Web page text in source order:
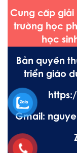
Cung cấp
trường học
học
Bản quyền
triển giáo
Gmail: